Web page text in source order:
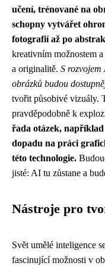
učení, trénované na
schopny vytvářet
fotografií až po
kreativním možnostem
a originalitě. S rozvojem
obrázků budou
tvořit působivé vizuály.
pravděpodobně k
řada otázek,
dopadu na práci
této technologie.
jisté: AI tu zůstane a
Nástroje pro
Svět umělé inteligence
fascinující možnosti v